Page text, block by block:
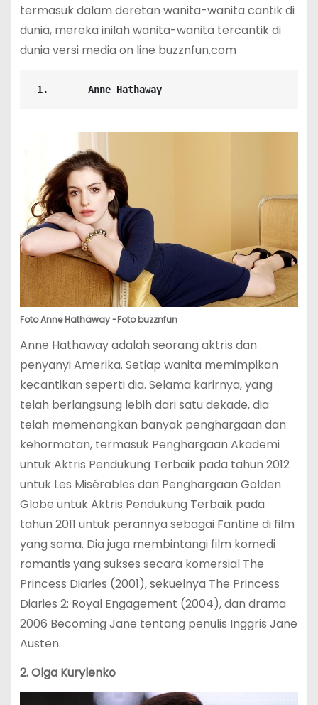
termasuk dalam deretan wanita-wanita cantik di
dunia, mereka inilah wanita-wanita tercantik di
dunia versi media on line buzznfun.com
1.       Anne Hathaway
Foto Anne Hathaway -Foto buzznfun
Anne Hathaway adalah seorang aktris dan
penyanyi Amerika. Setiap wanita memimpikan
kecantikan seperti dia. Selama karirnya, yang
telah berlangsung lebih dari satu dekade, dia
telah memenangkan banyak penghargaan dan
kehormatan, termasuk Penghargaan Akademi
untuk Aktris Pendukung Terbaik pada tahun 2012
untuk Les Misérables dan Penghargaan Golden
Globe untuk Aktris Pendukung Terbaik pada
tahun 2011 untuk perannya sebagai Fantine di film
yang sama. Dia juga membintangi film komedi
romantis yang sukses secara komersial The
Princess Diaries (2001), sekuelnya The Princess
Diaries 2: Royal Engagement (2004), dan drama
2006 Becoming Jane tentang penulis Inggris Jane
Austen.
2. Olga Kurylenko